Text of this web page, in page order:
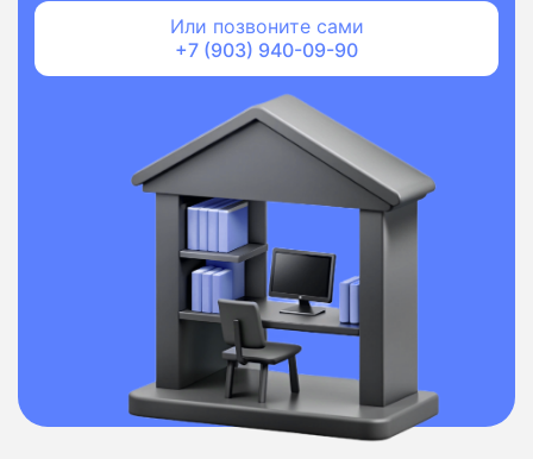
Или позвоните сами
+7 (903) 940-09-90